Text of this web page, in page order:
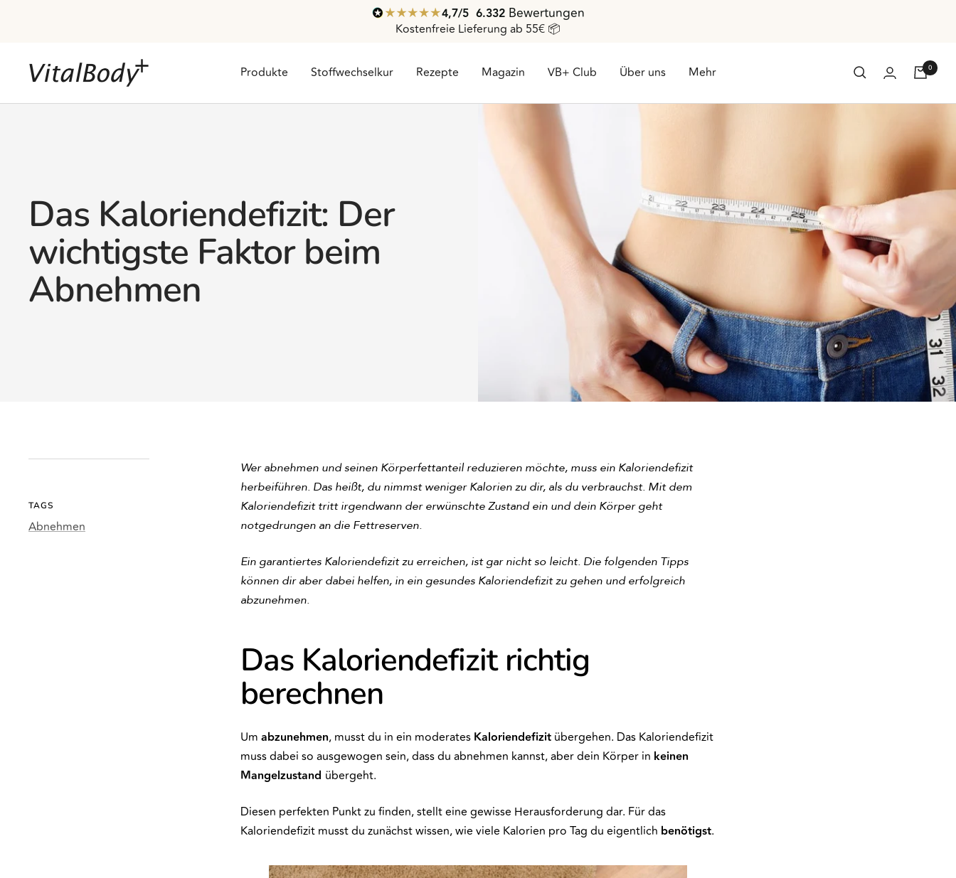
4,7/ 5 6.332 Bewertungen
Kostenfreie Lieferung ab 55€ 📦
Produkte Stoffwechselkur Rezepte Magazin VB+ Club Über uns Mehr
VitalBodyPLUS.de 0
Das Kaloriendefizit: Der
wichtigste Faktor beim
Abnehmen
TAGS
Abnehmen
Wer abnehmen und seinen Körperfettanteil reduzieren möchte, muss ein Kaloriendefizit
herbeiführen. Das heißt, du nimmst weniger Kalorien zu dir, als du verbrauchst. Mit dem
Kaloriendefizit tritt irgendwann der erwünschte Zustand ein und dein Körper geht
notgedrungen an die Fettreserven.
Ein garantiertes Kaloriendefizit zu erreichen, ist gar nicht so leicht. Die folgenden Tipps
können dir aber dabei helfen, in ein gesundes Kaloriendefizit zu gehen und erfolgreich
abzunehmen.
Das Kaloriendefizit richtig
berechnen
Um abzunehmen, musst du in ein moderates Kaloriendefizit übergehen. Das Kaloriendefizit
muss dabei so ausgewogen sein, dass du abnehmen kannst, aber dein Körper in keinen
Mangelzustand übergeht.
Diesen perfekten Punkt zu finden, stellt eine gewisse Herausforderung dar. Für das
Kaloriendefizit musst du zunächst wissen, wie viele Kalorien pro Tag du eigentlich benötigst.